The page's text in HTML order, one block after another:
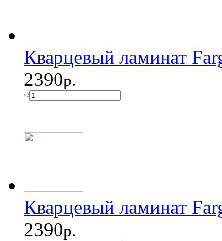
Кварцевый ламинат
2390р.
м2
Кварцевый ламинат
2390р.